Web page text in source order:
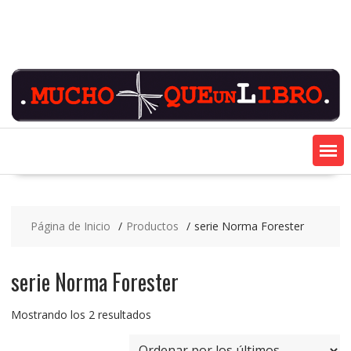
Página de Inicio Productos serie Norma Forester
serie Norma Forester
Mostrando los 2 resultadosOrdenado